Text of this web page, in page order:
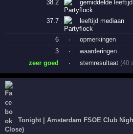
38.2
gemiddeldeleeftijd
37.7 leeftijd mediaan
6 ·
opmerkingen
3
·
waarderingen
zeer goed
· stemresultaat (40
Tonight | Amsterdam FSOE Club
Close)